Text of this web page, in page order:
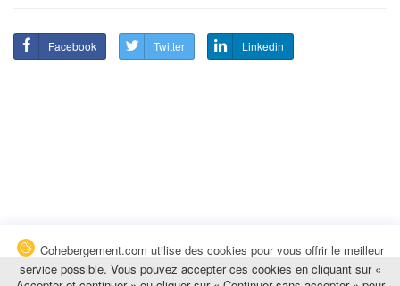
Facebook Twitter Linkedin
Cohebergement.com utilise des cookies pour vous offrir le meilleur
service possible. Vous pouvez accepter ces cookies en cliquant sur «